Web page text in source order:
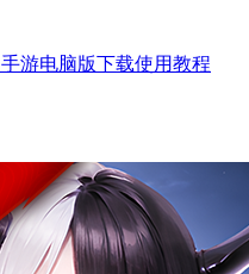
游电脑版下载使用教程